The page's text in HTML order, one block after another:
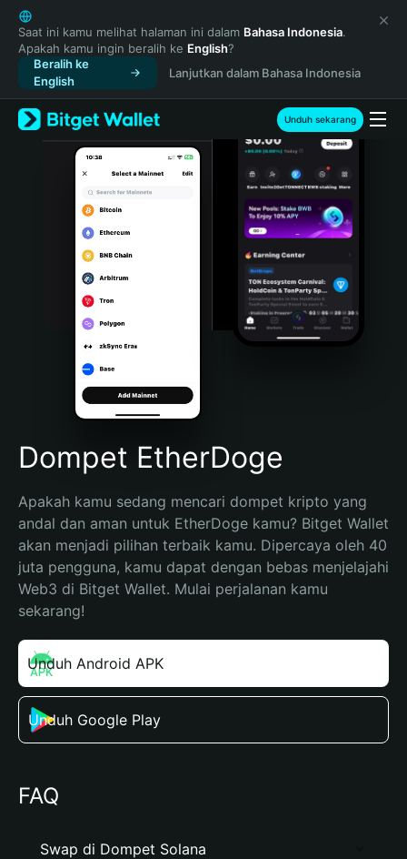
English
日本語
Tiếng Việt
Русский
Español (Latinoamérica)
Türkçe
Italiano
Português (Portugal)
Bahasa Indonesia
Português (Brasil)
Español (Argentina)
Saat ini kamu melihat halaman ini dalam Bahasa Indonesia.
Apakah kamu ingin beralih ke English?
Beralih ke
English
Lanjutkan dalam Bahasa Indonesia
Unduh sekarang
Dompet EtherDoge
Apakah kamu sedang mencari dompet kripto yang
andal dan aman untuk EtherDoge kamu? Bitget Wallet
akan menjadi pilihan terbaik kamu. Dipercaya oleh 40
juta pengguna, kamu dapat dengan bebas menjelajahi
Web3 di Bitget Wallet. Mulai perjalanan kamu
sekarang!
Unduh Android APK
Unduh Google Play
FAQ
Swap di Dompet Solana